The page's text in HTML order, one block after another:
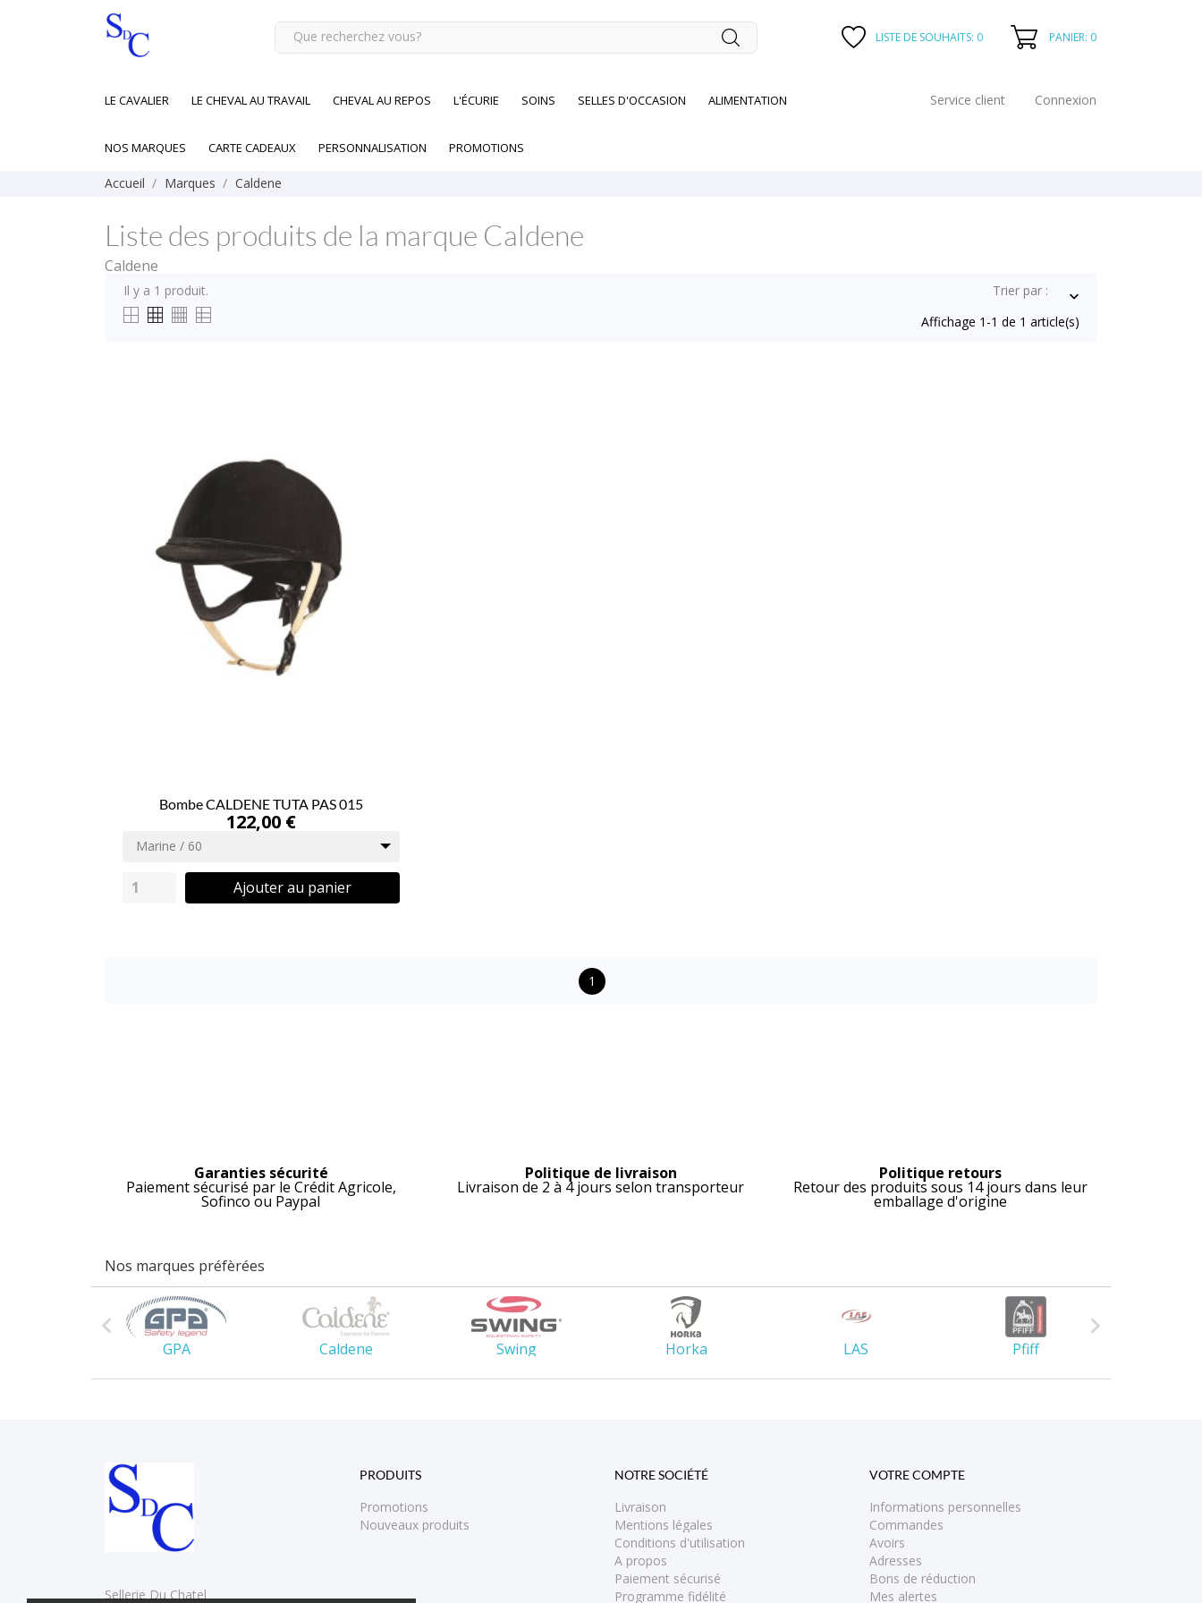
LISTE DE SOUHAITS: 0 PANIER: 0
LE CAVALIER LE CHEVAL AU TRAVAIL CHEVAL AU REPOS L'ÉCURIE SOINS SELLES D'OCCASION ALIMENTATION
NOS MARQUES CARTE CADEAUX PERSONNALISATION PROMOTIONS
Service client Connexion
Accueil Marques Caldene
Liste des produits de la marque Caldene
Caldene
Il y a 1 produit. Trier par : 
Affichage 1-1 de 1 article(s)
Bombe CALDENE TUTA PAS 015
122,00 €
Marine / 60
Ajouter au panier
1
Garanties sécurité
Paiement sécurisé par le Crédit Agricole,
Sofinco ou Paypal
Politique de livraison
Livraison de 2 à 4 jours selon transporteur
Politique retours
Retour des produits sous 14 jours dans leur
emballage d'origine
Nos marques préfèrées

GPA Caldene Swing Horka LAS Pfiff

Sellerie Du Chatel
PRODUITS
Promotions
Nouveaux produits
NOTRE SOCIÉTÉ
Livraison
Mentions légales
Conditions d'utilisation
A propos
Paiement sécurisé
Programme fidélité
VOTRE COMPTE
Informations personnelles
Commandes
Avoirs
Adresses
Bons de réduction
Mes alertes